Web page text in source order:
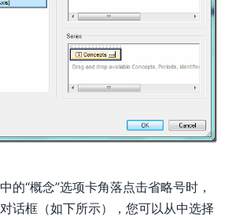
的“概念”选项卡角落点击省略号时，
话框（如下所示），您可以从中选择